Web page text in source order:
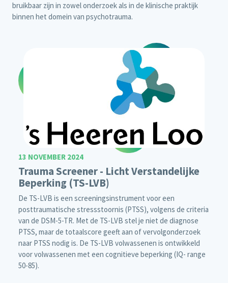
bruikbaar zijn in zowel onderzoek als in de klinische praktijk
binnen het domein van psychotrauma.
13 NOVEMBER 2024
Trauma Screener - Licht Verstandelijke
Beperking (TS-LVB)
De TS-LVB is een screeningsinstrument voor een
posttraumatische stressstoornis (PTSS), volgens de criteria
van de DSM-5-TR. Met de TS-LVB stel je niet de diagnose
PTSS, maar de totaalscore geeft aan of vervolgonderzoek
naar PTSS nodig is. De TS-LVB volwassenen is ontwikkeld
voor volwassenen met een cognitieve beperking (IQ- range
50-85).